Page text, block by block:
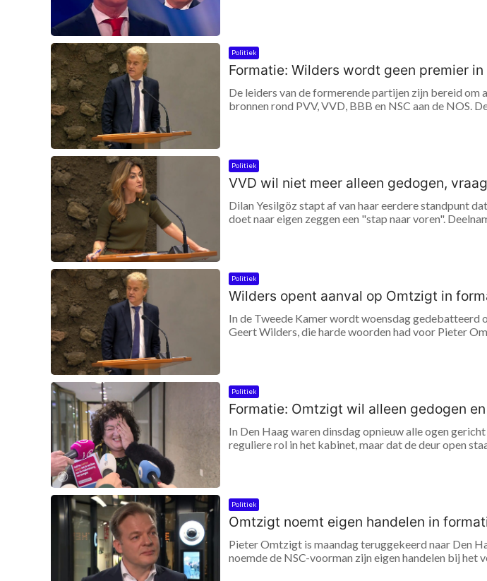
Politiek
Formatie: Wilders wordt geen premier
De leiders van de formerende partijen zijn bereid om
bronnen rond PVV, VVD, BBB en NSC aan de NOS.
Politiek
VVD wil niet meer alleen gedogen,
Dilan Yesilgöz stapt af van haar eerdere standpunt
doet naar eigen zeggen een "stap naar voren".
Politiek
Wilders opent aanval op Omtzigt in
In de Tweede Kamer wordt woensdag
Geert Wilders, die harde woorden had voor Pieter
Politiek
Formatie: Omtzigt wil alleen gedogen
In Den Haag waren dinsdag opnieuw alle ogen
reguliere rol in het kabinet, maar dat de deur open
Politiek
Omtzigt noemt eigen handelen in
Pieter Omtzigt is maandag teruggekeerd naar Den
noemde de NSC-voorman zijn eigen handelen bij het